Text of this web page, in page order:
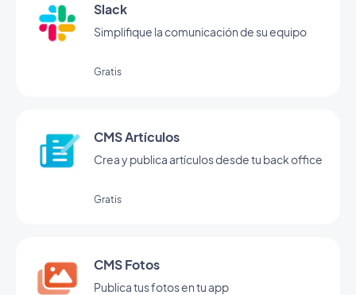
Slack
Simplifique la comunicación de su equipo
Gratis
CMS Artículos
Crea y publica artículos desde tu back office
Gratis
CMS Fotos
Publica tus fotos en tu app